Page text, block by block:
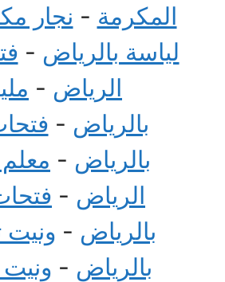
المكرمة - نجار
لياسة بالرياض -
الرياض -
بالرياض -
بالرياض -
الرياض -
بالرياض -
بالرياض -